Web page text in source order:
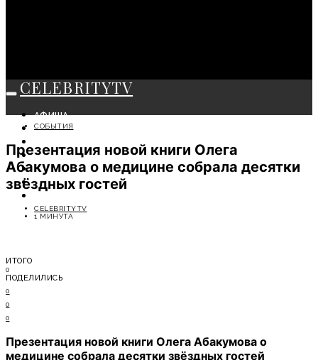
CELEBRITYTV
АФИША
СОБЫТИЯ
МОДА
ЛИЧНОСТЬ
ОТДЫХ
СОБЫТИЯ
Презентация новой книги Олега
Абакумова о медицине собрала десятки
звёздных гостей
CELEBRITYTV
1 МИНУТА
ИТОГО
0
ПОДЕЛИЛИСЬ
0
0
0
Презентация новой книги Олега Абакумова о
медицине собрала десятки звёздных гостей